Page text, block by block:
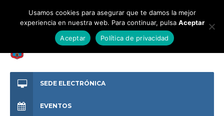
SEDE ELECTRÓNICA
EVENTOS
Usamos cookies para asegurar que te damos la mejor
experiencia en nuestra web. Para continuar, pulsa Aceptar
Aceptar
Política de privacidad